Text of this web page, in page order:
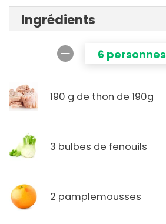
Ingrédients
6 personnes
190 g de thon de 190g
3 bulbes de fenouils
2 pamplemousses